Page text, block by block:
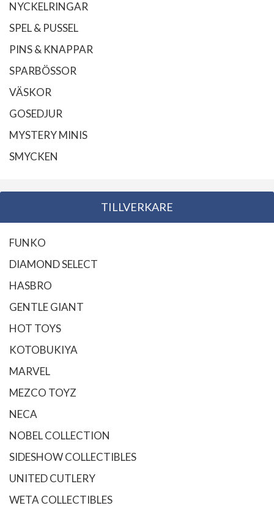
NYCKELRINGAR
SPEL & PUSSEL
PINS & KNAPPAR
SPARBÖSSOR
VÄSKOR
GOSEDJUR
MYSTERY MINIS
SMYCKEN
TILLVERKARE
FUNKO
DIAMOND SELECT
HASBRO
GENTLE GIANT
HOT TOYS
KOTOBUKIYA
MARVEL
MEZCO TOYZ
NECA
NOBEL COLLECTION
SIDESHOW COLLECTIBLES
UNITED CUTLERY
WETA COLLECTIBLES